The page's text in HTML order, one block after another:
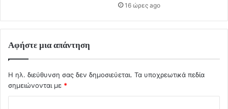
16 ώρες ago
Αφήστε μια απάντηση
Η ηλ. διεύθυνση σας δεν δημοσιεύεται. Τα υποχρεωτικά πεδία
σημειώνονται με *